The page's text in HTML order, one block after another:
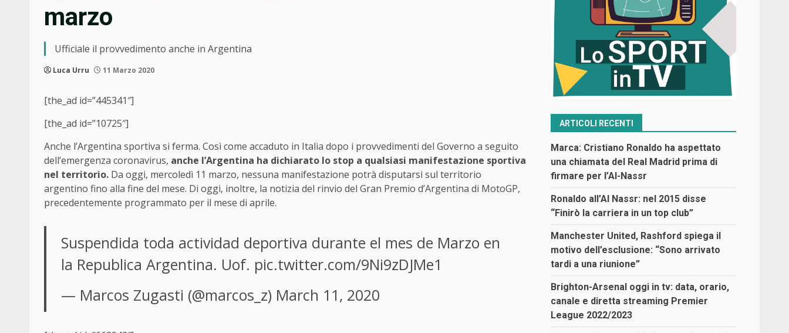
marzo
Ufficiale il provvedimento anche in Argentina
Luca Urru 11 Marzo 2020
[the_ad id=”445341″]
[the_ad id=”10725″]
Anche l’Argentina sportiva si ferma. Così come accaduto in Italia dopo i provvedimenti del Governo a seguito
dell’emergenza coronavirus, anche l’Argentina ha dichiarato lo stop a qualsiasi manifestazione sportiva
nel territorio. Da oggi, mercoledì 11 marzo, nessuna manifestazione potrà disputarsi sul territorio
argentino fino alla fine del mese. Di oggi, inoltre, la notizia del rinvio del Gran Premio d’Argentina di MotoGP,
precedentemente programmato per il mese di aprile.
Suspendida toda actividad deportiva durante el mes de Marzo en
la Republica Argentina. Uof. pic.twitter.com/9Ni9zDJMe1
— Marcos Zugasti (@marcos_z) March 11, 2020
ARTICOLI RECENTI
Marca: Cristiano Ronaldo ha aspettato
una chiamata del Real Madrid prima di
firmare per l’Al-Nassr
Ronaldo all’Al Nassr: nel 2015 disse
“Finirò la carriera in un top club”
Manchester United, Rashford spiega il
motivo dell’esclusione: “Sono arrivato
tardi a una riunione”
Brighton-Arsenal oggi in tv: data, orario,
canale e diretta streaming Premier
League 2022/2023